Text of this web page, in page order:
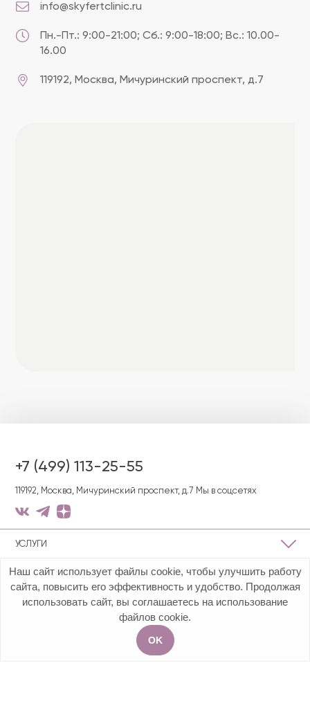
info@skyfertclinic.ru
Пн.-Пт.: 9:00-21:00; Сб.: 9:00-18:00; Вс.: 10.00-
16.00
119192, Москва, Мичуринский проспект, д.7
+7 (499) 113-25-55
119192, Москва, Мичуринский проспект, д.7 Мы в соцсетях
УСЛУГИ
О КЛИНИКЕ
ПОЛЕЗНАЯ ИНФОРМАЦИЯ
Наш сайт использует файлы cookie, чтобы улучшить работу
сайта, повысить его эффективность и удобство. Продолжая
использовать сайт, вы соглашаетесь на использование
файлов cookie.
OK